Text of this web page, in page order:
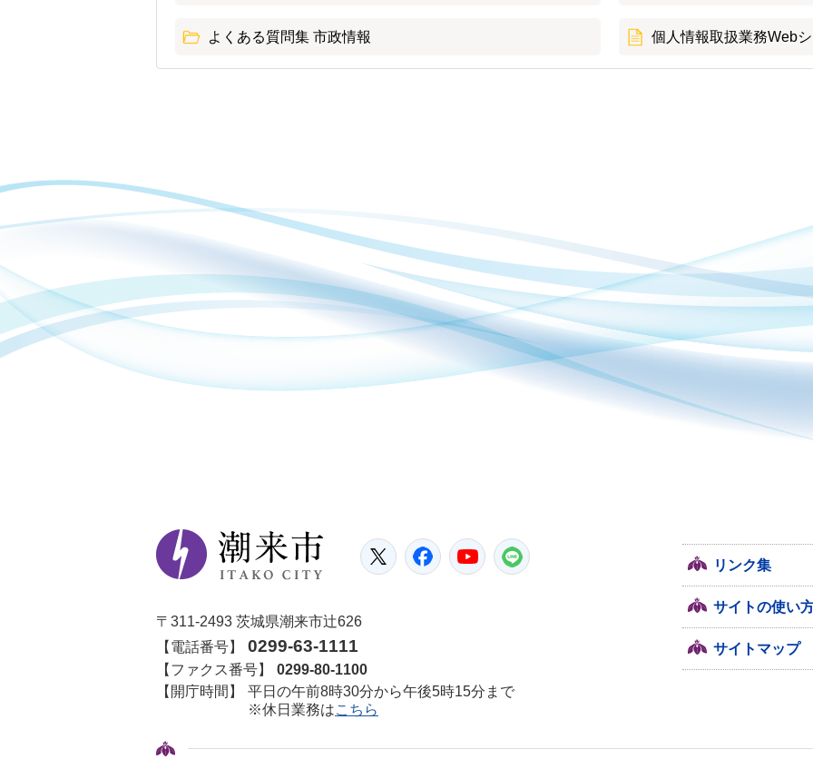
よくある質問集 市政情報 個人情報取扱業務Web
潮来市
Twitter FacebookYouTube
〒311-2493 茨城県潮来市辻626
【電話番号】
0299-63-1111
【ファクス番号】
0299-80-1100
【開庁時間】
平日の午前8時30分から午後5時15分まで
※休日業務はこちら
リンク集
サイトの使い
サイトマップ